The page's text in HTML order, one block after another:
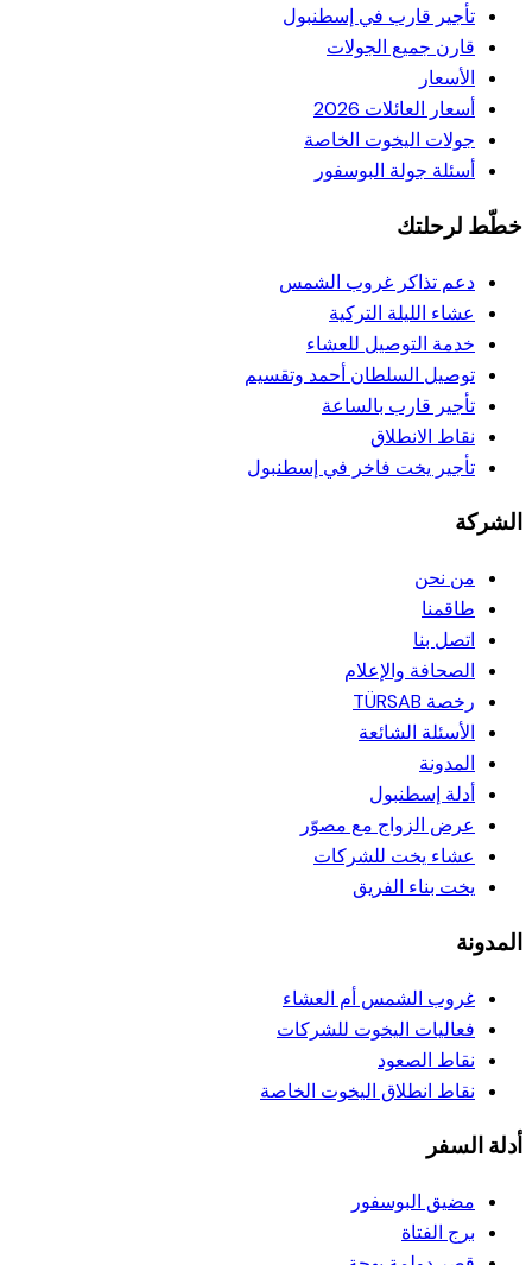
تأجير قارب في إسطنبول
قارن جميع الجولات
الأسعار
أسعار العائلات 2026
جولات اليخوت الخاصة
أسئلة جولة البوسفور
خطّط لرحلتك
دعم تذاكر غروب الشمس
عشاء الليلة التركية
خدمة التوصيل للعشاء
توصيل السلطان أحمد وتقسيم
تأجير قارب بالساعة
نقاط الانطلاق
تأجير يخت فاخر في إسطنبول
الشركة
من نحن
طاقمنا
اتصل بنا
الصحافة والإعلام
رخصة TÜRSAB
الأسئلة الشائعة
المدونة
أدلة إسطنبول
عرض الزواج مع مصوّر
عشاء يخت للشركات
يخت بناء الفريق
المدونة
غروب الشمس أم العشاء
فعاليات اليخوت للشركات
نقاط الصعود
نقاط انطلاق اليخوت الخاصة
أدلة السفر
مضيق البوسفور
برج الفتاة